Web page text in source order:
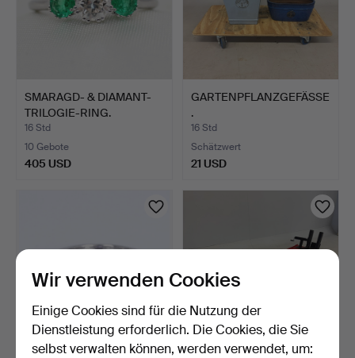
SMARAGD- & DIAMANT-
TRILOGIE-RING.
16 Std
10 Gebote
405 USD
GARTENPFLANZGEFÄSSE
.
16 Std
Schätzwert
21 USD
Wir verwenden Cookies
Einige Cookies sind für die Nutzung der
Dienstleistung erforderlich. Die Cookies, die Sie
selbst verwalten können, werden verwendet, um: